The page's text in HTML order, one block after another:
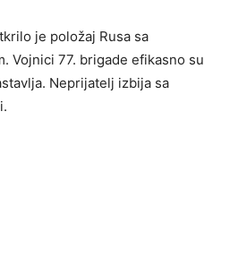
je položaj Rusa sa
Vojnici 77. brigade efikasno su
Neprijatelj izbija sa